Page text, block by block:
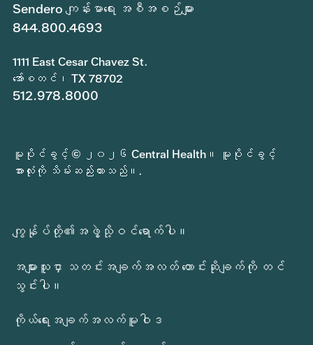
Sendero ကျန်းမာရေး အစီအစဉ်များ
844.800.4693
1111 East Cesar Chavez St.
အော်စတင်၊ TX 78702
512.978.8000
မူပိုင်ခွင့် © ၂၀၂၆ Central Health။ မူပိုင်ခွင့်
အားလုံးကို သိမ်းဆည်းထားသည်။.
ကျွန်ုပ်တို့၏အဖွဲ့သို့ဝင်ရောက်ပါ။
အများသူငှာ သတင်းအချက်အလတ် တောင်းဆိုချက်ကို တင်
သွင်းပါ။
ကိုယ်ရေးအချက်အလက်မူဝါဒ